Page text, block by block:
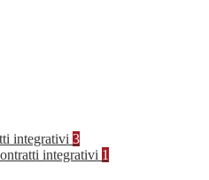
integrativi 3
integrativi 1